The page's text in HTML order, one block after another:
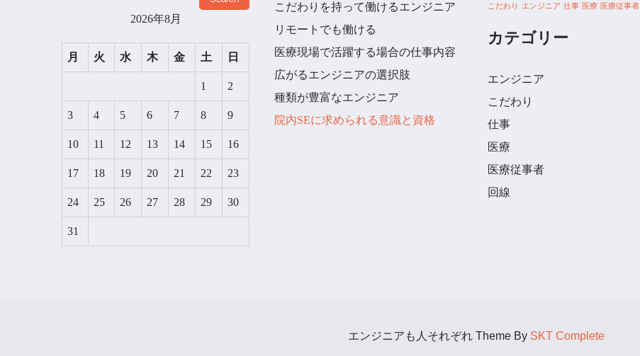
2026年8月
月 火 水 木 金 土 日
1 2
3 4 5 6 7 8 9
10 11 12 13 14 15 16
17 18 19 20 21 22 23
24 25 26 27 28 29 30
31
こだわりを持って働けるエンジニア
リモートでも働ける
医療現場で活躍する場合の仕事内容
広がるエンジニアの選択肢
種類が豊富なエンジニア
院内SEに求められる意識と資格
こだわり エンジニア 仕事 医療 医療従事者
カテゴリー
エンジニア
こだわり
仕事
医療
医療従事者
回線
エンジニアも人それぞれ Theme By SKT Complete